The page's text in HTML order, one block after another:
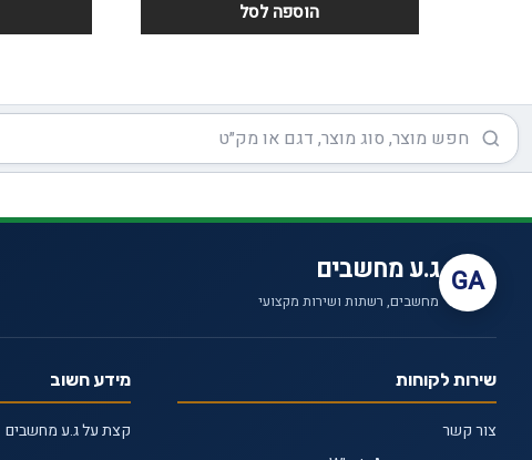
הוספה לסל
GA ג.ע מחשבים
מחשבים, רשתות ושירות מקצועי
שירות לקוחות
צור קשר
מידע חשוב
קצת על ג.ע מחשבים